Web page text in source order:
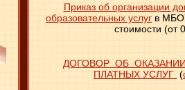
Приказ об организации
образовательных услуг в
стоимости (от
ДОГОВОР ОБ
ПЛАТНЫХ УСЛУГ (